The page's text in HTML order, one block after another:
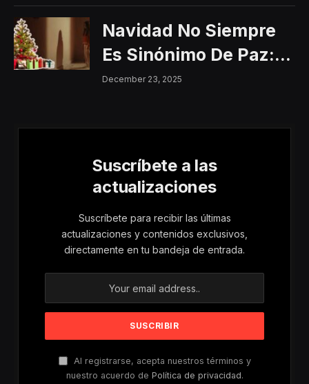
Concierto Gratuito
Navidad No Siempre
Es Sinónimo De Paz:
Aumentan Los
Para Mujeres Y Niñas
December 23, 2025
Suscríbete a las
actualizaciones
Suscríbete para recibir las últimas
actualizaciones y contenidos exclusivos,
directamente en tu bandeja de entrada.
Al registrarse, acepta nuestros términos y
nuestro acuerdo de Política de privacidad.